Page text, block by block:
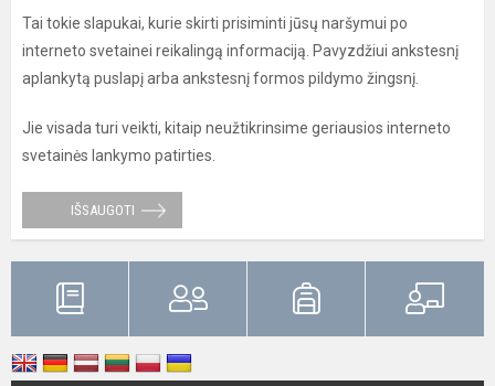
Tai tokie slapukai, kurie skirti prisiminti jūsų naršymui po
interneto svetainei reikalingą informaciją. Pavyzdžiui ankstesnį
aplankytą puslapį arba ankstesnį formos pildymo žingsnį.
Jie visada turi veikti, kitaip neužtikrinsime geriausios interneto
svetainės lankymo patirties.
IŠSAUGOTI